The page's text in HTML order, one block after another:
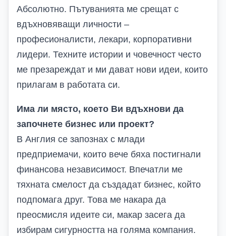
Абсолютно. Пътуванията ме срещат с
вдъхновяващи личности –
професионалисти, лекари, корпоративни
лидери. Техните истории и човечност често
ме презареждат и ми дават нови идеи, които
прилагам в работата си.
Има ли място, което Ви вдъхнови да
започнете бизнес или проект?
В Англия се запознах с млади
предприемачи, които вече бяха постигнали
финансова независимост. Впечатли ме
тяхната смелост да създадат бизнес, който
подпомага друг. Това ме накара да
преосмисля идеите си, макар засега да
избирам сигурността на голяма компания.